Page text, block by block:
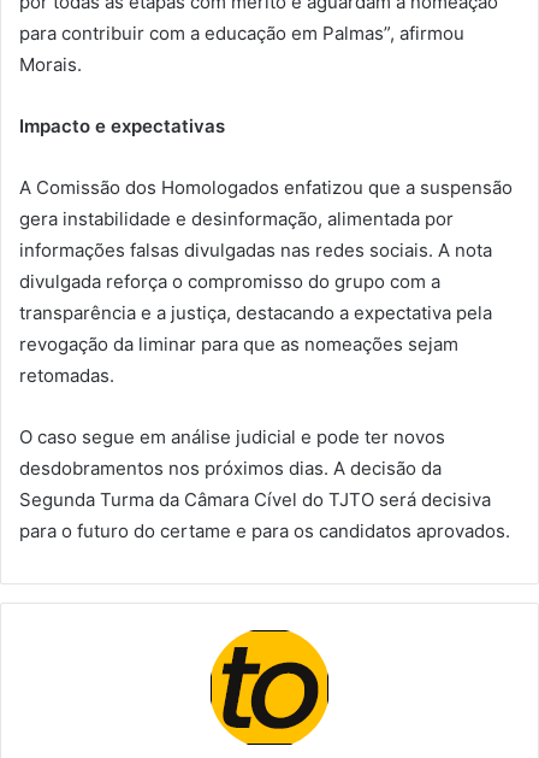
para contribuir com a educação em Palmas”, afirmou
Morais.
Impacto e expectativas
A Comissão dos Homologados enfatizou que a suspensão
gera instabilidade e desinformação, alimentada por
informações falsas divulgadas nas redes sociais. A nota
divulgada reforça o compromisso do grupo com a
transparência e a justiça, destacando a expectativa pela
revogação da liminar para que as nomeações sejam
retomadas.
O caso segue em análise judicial e pode ter novos
desdobramentos nos próximos dias. A decisão da
Segunda Turma da Câmara Cível do TJTO será decisiva
para o futuro do certame e para os candidatos aprovados.